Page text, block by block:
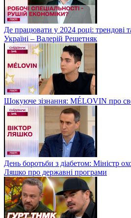
Де працювати у 2024 році: трендові
Україні – Валерій Решетняк
Шокуюче зізнання: MÉLOVIN про
День боротьби з діабетом: Міністр
Ляшко про державні програми